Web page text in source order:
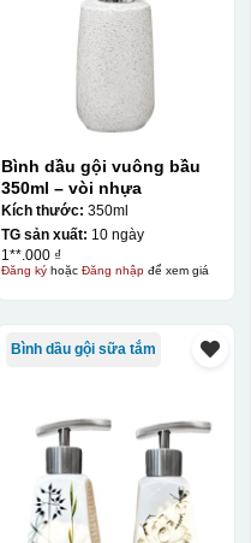
Bình dầu gội vuông bầu
350ml – vòi nhựa
Kích thước: 350ml
TG sản xuất: 10 ngày
1**.000 ₫
Đăng kýhoặc Đăng nhậpđể xem giá
Bình dầu gội sữa tắm